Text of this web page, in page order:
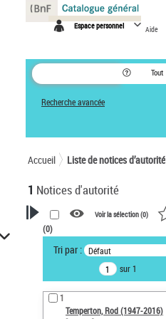
Espace personnel Aide
Tout
Recherche avancée
Accueil Liste de notices d’autorité
1 Notices d'autorité
VOTRE RECHERCHE
Recherche avancée dans les
notices d’autorité
Œuvres liées à l'auteur :
Temperton, Rod (1947-2016)
Voir la sélection (0)
(0)
Tri par : Défaut
sur 1
1
Temperton, Rod (1947-2016)
Panneau de gestion des cookies